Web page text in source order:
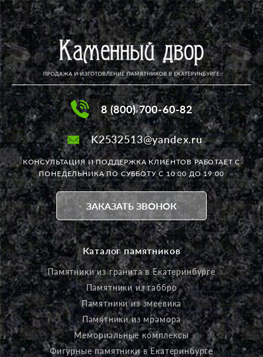
8 (800) 700-60-82
K2532513@yandex.ru
КОНСУЛЬТАЦИЯ И ПОДДЕРЖКА КЛИЕНТОВ РАБОТАЕТС
ПОНЕДЕЛЬНИКА ПО СУББОТУ С 10:00 ДО 19:00
ЗАКАЗАТЬ ЗВОНОК
Каталог памятников
Памятники из гранита в Екатеринбурге
Памятники из габбро
Памятники из змеевика
Памятники из мрамора
Мемориальные комплексы
Фигурные памятники в Екатеринбурге